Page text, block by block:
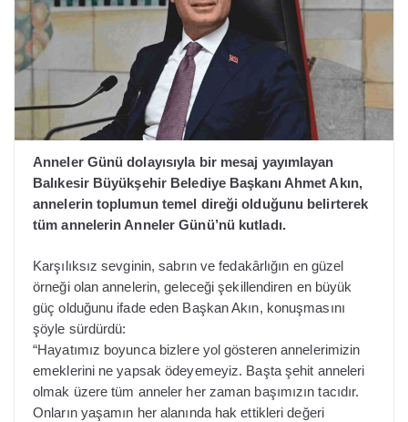
Anneler Günü dolayısıyla bir mesaj yayımlayan
Balıkesir Büyükşehir Belediye Başkanı Ahmet Akın,
annelerin toplumun temel direği olduğunu belirterek
tüm annelerin Anneler Günü’nü kutladı.
Karşılıksız sevginin, sabrın ve fedakârlığın en güzel
örneği olan annelerin, geleceği şekillendiren en büyük
güç olduğunu ifade eden Başkan Akın, konuşmasını
şöyle sürdürdü:
“Hayatımız boyunca bizlere yol gösteren annelerimizin
emeklerini ne yapsak ödeyemeyiz. Başta şehit anneleri
olmak üzere tüm anneler her zaman başımızın tacıdır.
Onların yaşamın her alanında hak ettikleri değeri